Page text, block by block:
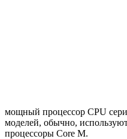
мощный процессор CPU
моделей, обычно,
процессоры Core M.